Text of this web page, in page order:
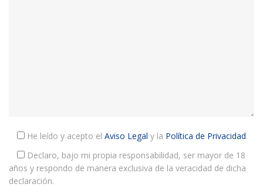
He leído y acepto el Aviso Legal y la Política de Privacidad.
Declaro, bajo mi propia responsabilidad, ser mayor de 18
años y respondo de manera exclusiva de la veracidad de dicha
declaración.